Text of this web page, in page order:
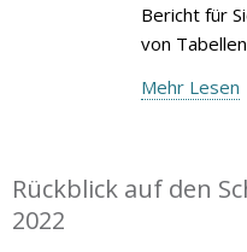
Bericht für
von
Mehr Lesen
Rückblick auf den
2022